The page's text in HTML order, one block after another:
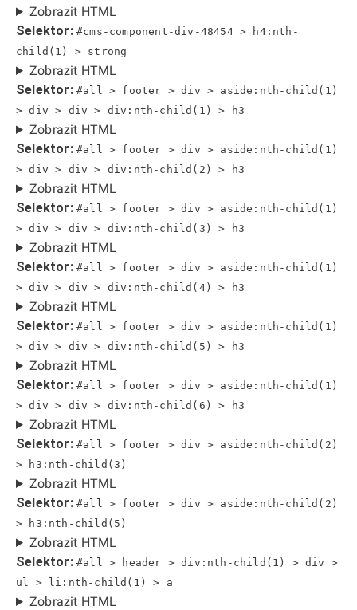
Zobrazit HTML
Selektor: #cms-component-div-48454 > h4:nth-
child(1) > strong
Zobrazit HTML
Selektor: #all > footer > div > aside:nth-child(1)
> div > div > div:nth-child(1) > h3
Zobrazit HTML
Selektor: #all > footer > div > aside:nth-child(1)
> div > div > div:nth-child(2) > h3
Zobrazit HTML
Selektor: #all > footer > div > aside:nth-child(1)
> div > div > div:nth-child(3) > h3
Zobrazit HTML
Selektor: #all > footer > div > aside:nth-child(1)
> div > div > div:nth-child(4) > h3
Zobrazit HTML
Selektor: #all > footer > div > aside:nth-child(1)
> div > div > div:nth-child(5) > h3
Zobrazit HTML
Selektor: #all > footer > div > aside:nth-child(1)
> div > div > div:nth-child(6) > h3
Zobrazit HTML
Selektor: #all > footer > div > aside:nth-child(2)
> h3:nth-child(3)
Zobrazit HTML
Selektor: #all > footer > div > aside:nth-child(2)
> h3:nth-child(5)
Zobrazit HTML
Selektor: #all > header > div:nth-child(1) > div >
ul > li:nth-child(1) > a
Zobrazit HTML